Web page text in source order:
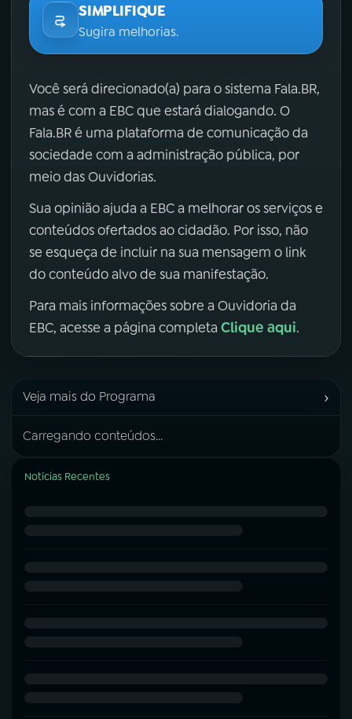
SIMPLIFIQUE
Sugira melhorias.
Você será direcionado(a) para o sistema Fala.BR,
mas é com a EBC que estará dialogando. O
Fala.BR é uma plataforma de comunicação da
sociedade com a administração pública, por
meio das Ouvidorias.
Sua opinião ajuda a EBC a melhorar os serviços e
conteúdos ofertados ao cidadão. Por isso, não
se esqueça de incluir na sua mensagem o link
do conteúdo alvo de sua manifestação.
Para mais informações sobre a Ouvidoria da
EBC, acesse a página completa Clique aqui.
Veja mais do Programa ›
Carregando conteúdos...
Notícias Recentes